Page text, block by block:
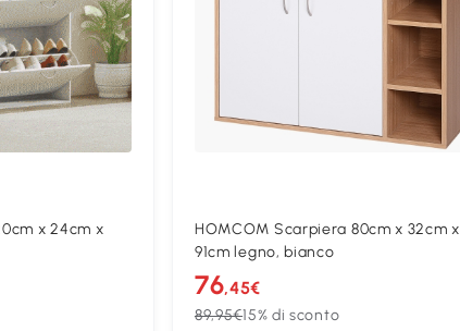
x 24cm x
HOMCOM Scarpiera 80cm x 32cm x
91cm legno, bianco
76,45€
89,95€15% di sconto